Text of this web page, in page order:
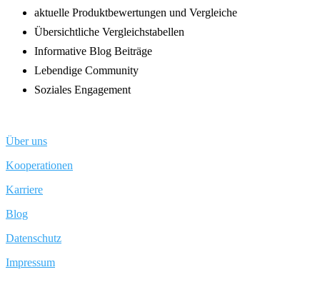
aktuelle Produktbewertungen und Vergleiche
Übersichtliche Vergleichstabellen
Informative Blog Beiträge
Lebendige Community
Soziales Engagement
Über uns
Kooperationen
Karriere
Blog
Datenschutz
Impressum